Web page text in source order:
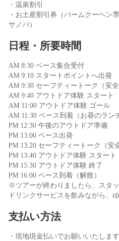
・温泉割引
・お土産割引券（バームクーヘン
サノバ）
日程・所要時間
AM 8:30 ベース集合受付
AM 9:10 スタートポイントへ出発
AM 9:30 セーフティートーク（安全
AM 9:40 アウトドア体験 スタート
AM 11:00 アウトドア体験 ゴール
AM 11:30 ベース到着（お昼のラン
PM 12:30 午後のアウトドア準備
PM 13:00 ベース出発
PM 13:20 セーフティートーク（安
PM 13:40 アウトドア体験 スタート
PM 15:30 アウトドア体験 終了
PM 16:00 ベース到着（解散）
※ツアーが終わりましたら、スタ
ドリンクサービスを飲みながら、
支払い方法
・現地現金払いでお願いいたします